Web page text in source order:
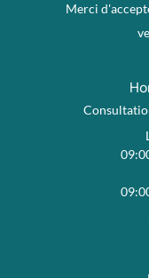
Merci